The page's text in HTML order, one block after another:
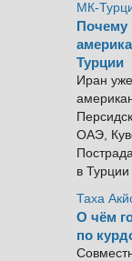
МК-
Почему
Турции
Иран
ОАЭ,
в
Таха
О чём
по